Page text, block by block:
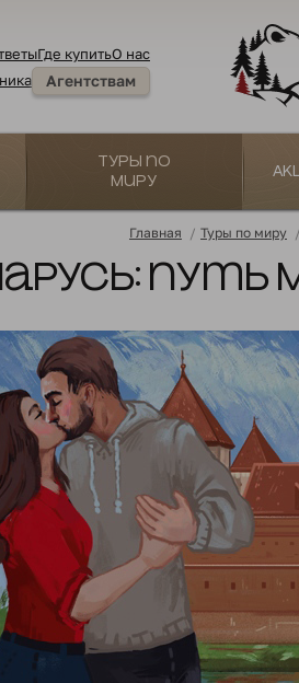
Где купитьО нас
Агентствам
Туры по
миру
Главная / Туры по миру
путь